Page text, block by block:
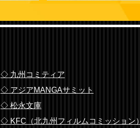
◇ 九州コミティア
◇ アジアMANGAサミット
◇ 松永文庫
◇ KFC（北九州フィルムコミッション）